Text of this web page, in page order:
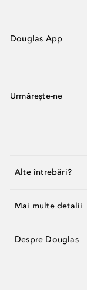
Douglas App
Urmărește-ne
Alte întrebări?
Mai multe detalii
Despre Douglas